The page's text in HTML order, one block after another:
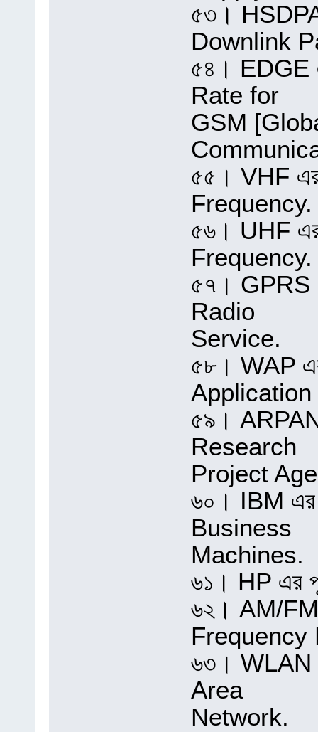
৫৩।
Downlink
৫৪। EDGE
Rate for
GSM
৫৫। VHF
Frequency.
৫৬। UHF
Frequency.
৫৭। GPRS
Radio
Service.
৫৮। WAP
৫৯।
Research
Project
৬০। IBM
Business
Machines.
৬১। HP এর
৬২। AM/
Frequency
৬৩। WLAN
Area
Network.